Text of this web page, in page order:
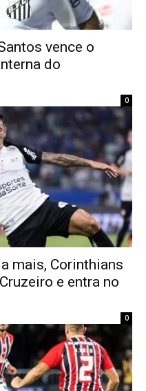
vence o
do
0
mais, Corinthians
e entra no
0